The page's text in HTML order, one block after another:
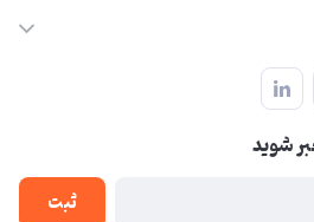
، حرم مطهر رضوی ، فلکه آب ، بازار
شوید
ثبت